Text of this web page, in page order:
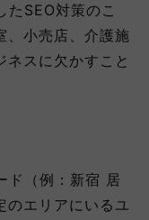
たSEО対策のこ
、小売店、介護施
スに欠かすこと
ド（例：新宿 居
のエリアにいるユ